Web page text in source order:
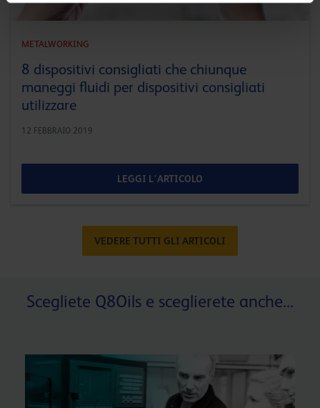
METALWORKING
8 dispositivi consigliati che chiunque
maneggi fluidi per dispositivi consigliati
utilizzare
12 FEBBRAIO 2019
LEGGI L'ARTICOLO
VEDERE TUTTI GLI ARTICOLI
Scegliete Q8Oils e sceglierete anche...